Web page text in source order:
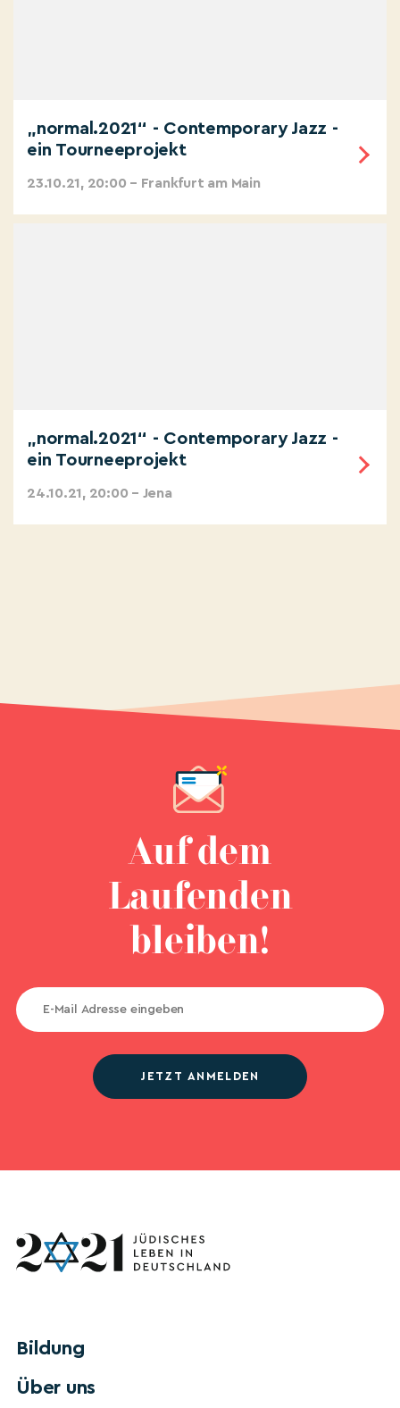
„normal.2021“ - Contemporary Jazz -
ein Tourneeprojekt
23.10.21, 20:00 – Frankfurt am Main
„normal.2021“ - Contemporary Jazz -
ein Tourneeprojekt
24.10.21, 20:00 – Jena
Auf dem
Laufenden
bleiben!
JETZT ANMELDEN
Bildung
Über uns